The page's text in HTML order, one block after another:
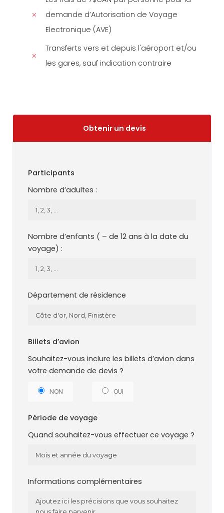
demande d’Autorisation de Voyage
Electronique (AVE)
Transferts vers et depuis l'aéroport et/ou
les gares, sauf indication contraire
Obtenir un devis
Participants
Nombre d’adultes :
Nombre d’enfants ( – de 12 ans à la date du
voyage) :
Département de résidence
Billets d’avion
Souhaitez-vous inclure les billets d’avion dans
votre demande de devis ?
NON OUI
Période de voyage
Quand souhaitez-vous effectuer ce voyage ?
Informations complémentaires